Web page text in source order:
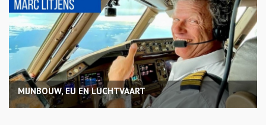
MIJNBOUW, EU EN LUCHTVAART